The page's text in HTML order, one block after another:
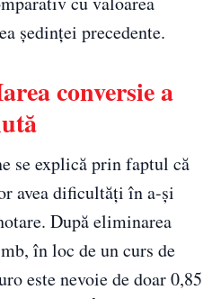
şedinţei precedente.
conversie a
se explică prin faptul că
avea dificultăţi în a-şi
După eliminarea
în loc de un curs de
este nevoie de doar 0,85